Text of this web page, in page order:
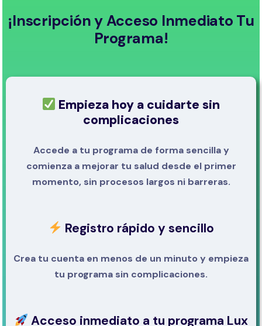
¡Inscripción y Acceso Inmediato Tu
Programa!
Empieza hoy a cuidarte sin
complicaciones
Accede a tu programa de forma sencilla y
comienza a mejorar tu salud desde el primer
momento, sin procesos largos ni barreras.
Registro rápido y sencillo
Crea tu cuenta en menos de un minuto y empieza
tu programa sin complicaciones.
Acceso inmediato a tu programa Lux